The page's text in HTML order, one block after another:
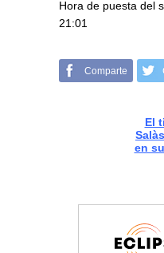
Hora de puesta del
21:01
Comparte
El
en